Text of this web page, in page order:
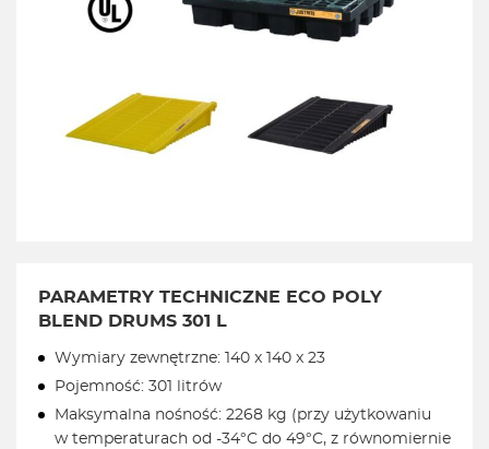
PARAMETRY TECHNICZNE ECO POLY
BLEND DRUMS 301 L
Wymiary zewnętrzne: 140 x 140 x 23
Pojemność: 301 litrów
Maksymalna nośność: 2268 kg (przy użytkowaniu
w temperaturach od -34°C do 49°C, z równomiernie